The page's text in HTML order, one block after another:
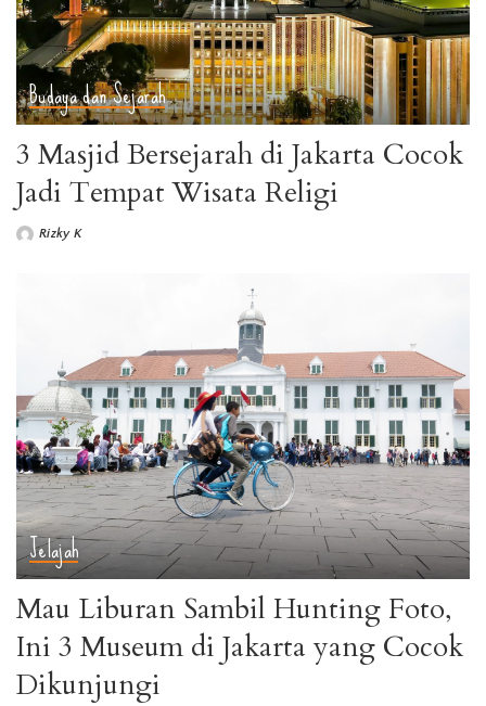
Budaya dan Sejarah
3 Masjid Bersejarah di Jakarta Cocok
Jadi Tempat Wisata Religi
PostedRizky K
Jelajah
Mau Liburan Sambil Hunting Foto,
Ini 3 Museum di Jakarta yang Cocok
Dikunjungi